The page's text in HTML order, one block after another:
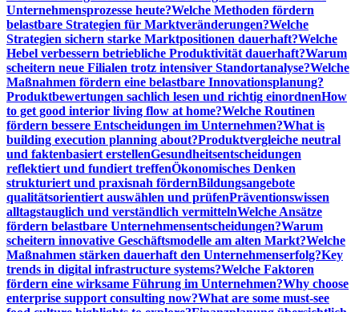
Unternehmensprozesse heute?Welche Methoden fördern
belastbare Strategien für Marktveränderungen?Welche
Strategien sichern starke Marktpositionen dauerhaft?Welche
Hebel verbessern betriebliche Produktivität dauerhaft?Warum
scheitern neue Filialen trotz intensiver Standortanalyse?Welche
Maßnahmen fördern eine belastbare Innovationsplanung?
Produktbewertungen sachlich lesen und richtig einordnenHow
to get good interior living flow at home?Welche Routinen
fördern bessere Entscheidungen im Unternehmen?What is
building execution planning about?Produktvergleiche neutral
und faktenbasiert erstellenGesundheitsentscheidungen
reflektiert und fundiert treffenÖkonomisches Denken
strukturiert und praxisnah fördernBildungsangebote
qualitätsorientiert auswählen und prüfenPräventionswissen
alltagstauglich und verständlich vermittelnWelche Ansätze
fördern belastbare Unternehmensentscheidungen?Warum
scheitern innovative Geschäftsmodelle am alten Markt?Welche
Maßnahmen stärken dauerhaft den Unternehmenserfolg?Key
trends in digital infrastructure systems?Welche Faktoren
fördern eine wirksame Führung im Unternehmen?Why choose
enterprise support consulting now?What are some must-see